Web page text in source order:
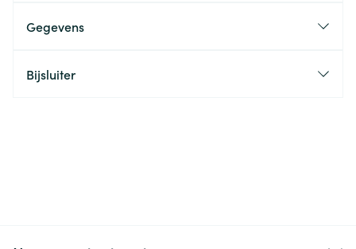
Gegevens
Bijsluiter